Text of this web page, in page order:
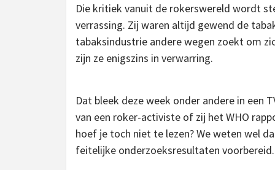
Die kritiek vanuit de rokerswereld wordt
verrassing. Zij waren altijd gewend de
tabaksindustrie andere wegen zoekt om
zijn ze enigszins in verwarring.
Dat bleek deze week onder andere in een
van een roker-activiste of zij het WHO
hoef je toch niet te lezen? We weten wel
feitelijke onderzoeksresultaten voorbereid.